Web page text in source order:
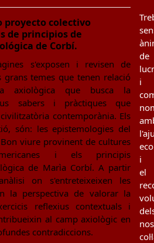
proyecto colectivo
de principios de
de Corbí.
s'exposen i revisen de
grans temes que tenen relació
axiològica que busca la
sabers i pràctiques que
contemporània. Els
són: les epistemologies del
viure provinent de cultures
i els principis
de Marìa Corbí. A partir
on s'entreteixeixen les
la perspectiva de valorar la
reflexius contextuals i
al camp axiològic en
contradiccions.
de
i
i
el